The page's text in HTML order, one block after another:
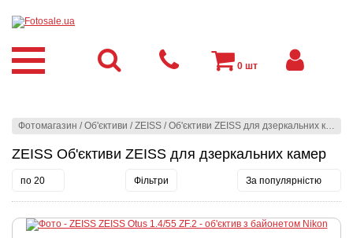
Фотомагазин /Об'єктиви /ZEISS /Об'єктиви ZEISS для дзеркальних камер
ZEISS Об'єктиви ZEISS для дзеркальних камер
по 20 Фільтри За популярністю
0 шт